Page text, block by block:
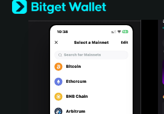
Türkçe
Italiano
Português (Portugal)
Bahasa Indonesia